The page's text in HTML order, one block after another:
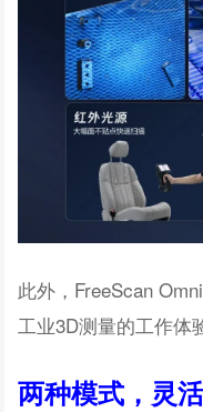
此外，FreeScan
工业3D测量的工作体
两种模式，灵